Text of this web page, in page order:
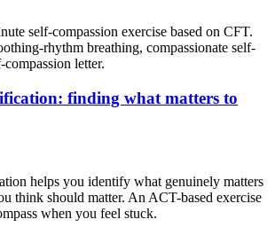
self-compassion exercise based on CFT.
rhythm breathing, compassionate self-
letter.
finding what matters to
helps you identify what genuinely matters
think should matter. An ACT-based exercise
when you feel stuck.